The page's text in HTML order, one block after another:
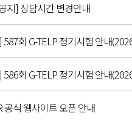
지] 상담시간 변경안내
587회 G-TELP 정기시험 안내
586회 G-TELP 정기시험 안내
공식 웹사이트 오픈 안내